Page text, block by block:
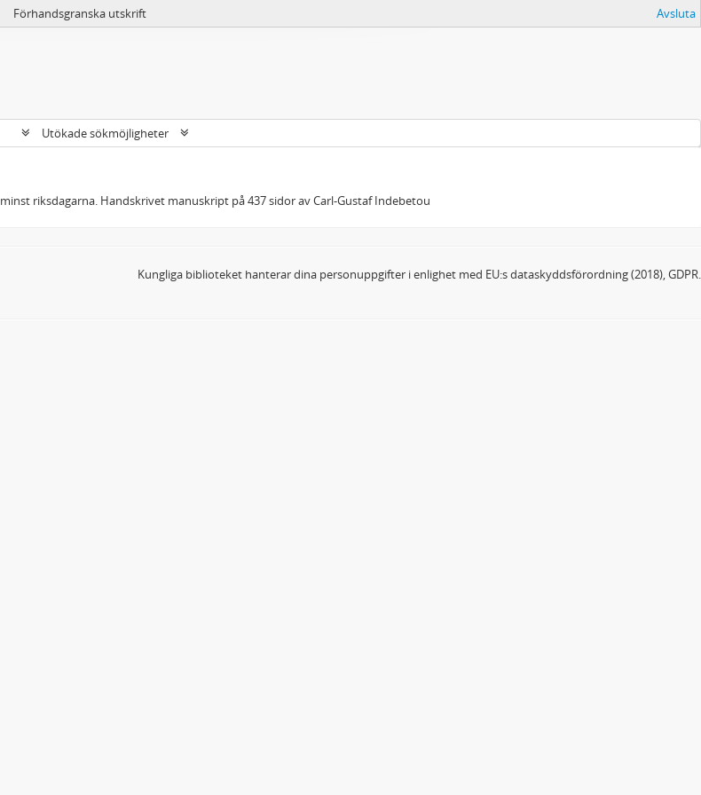
Förhandsgranska utskrift Avsluta
Utökade sökmöjligheter
riksdagarna. Handskrivet manuskript på 437 sidor av Carl-Gustaf Indebetou
Kungliga biblioteket hanterar dina personuppgifter i enlighet med EU:s dataskyddsförordning (2018), GDPR.